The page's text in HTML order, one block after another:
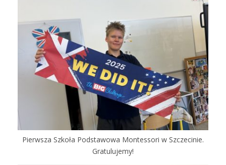
Pierwsza Szkoła Podstawowa Montessori w Szczecinie.
Gratulujemy!